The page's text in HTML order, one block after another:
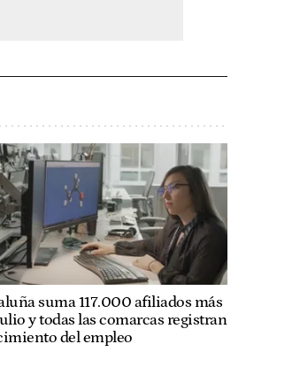
suma 117.000 afiliados más
y todas las comarcas registran
del empleo